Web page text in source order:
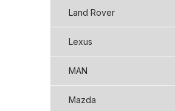
Land Rover
Lexus
MAN
Mazda